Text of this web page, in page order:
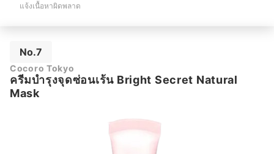
แจ้งเนื้อหาผิดพลาด
No.7
Cocoro Tokyo
ครีมบำรุงจุดซ่อนเร้น Bright Secret Natural
Mask